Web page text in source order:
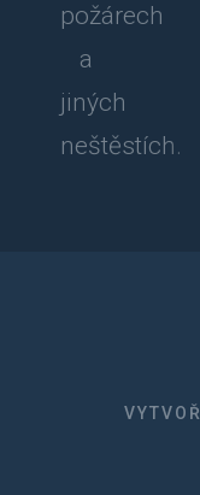
požárech
a
jiných
neštěstích.